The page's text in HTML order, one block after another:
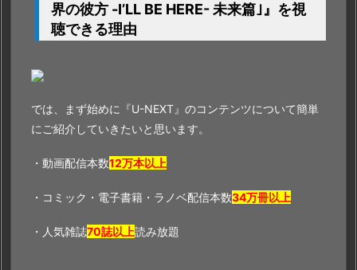
界の彼方 -I’LL BE HERE- 未来篇｣』を視
聴できる理由
では、まず始めに『U-NEXT』のコンテンツについて簡単
にご紹介していきたいと思います。
・動画配信本数12万本以上
・コミック・電子書籍・ラノベ配信本数34万冊以上
・人気雑誌70誌以上読み放題